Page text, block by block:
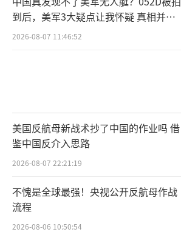
到后，美军3大疑点让我怀疑 真相并非
如此
2026-08-07 11:46:52
美国反航母新战术抄了中国的作业吗 借
鉴中国反介入思路
2026-08-07 22:21:19
不愧是全球最强！央视公开反航母作战
流程
2026-08-06 10:50:54